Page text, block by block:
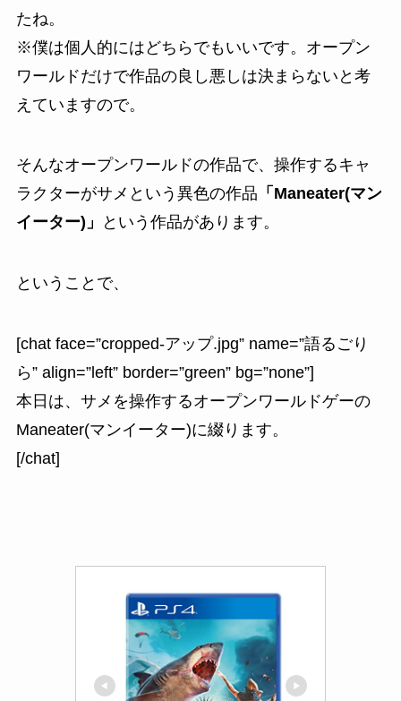
たね。
※僕は個人的にはどちらでもいいです。オープン
ワールドだけで作品の良し悪しは決まらないと考
えていますので。
そんなオープンワールドの作品で、操作するキャ
ラクターがサメという異色の作品 「Maneater(マン
イーター)」
という作品があります。
ということで、
[chat face=”cropped-アップ.jpg” name=”語るごり
ら” align=”left” border=”green” bg=”none”]
本日は、サメを操作するオープンワールドゲーの
Maneater(マンイーター)に綴ります。
[/chat]